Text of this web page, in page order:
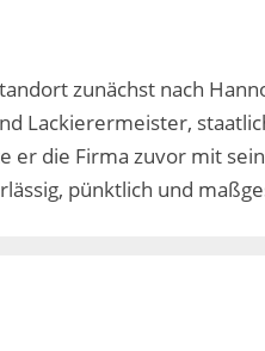
zunächst nach
Lackierermeister,
er die Firma zuvor mit
pünktlich und